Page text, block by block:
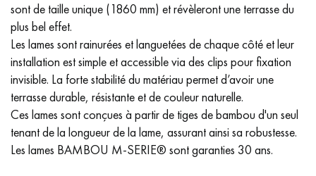
PARQUET EN BOIS EXOTIQUE
PARQUET HUILÉ PARQUET EN BOIS BRUT
PARQUET VIEILLI PARQUET FUMÉ
PARQUET LAMES LARGES XXL PARQUET EN CHÊNE
sont de taille unique (1860 mm) et révèleront une terrasse du
plus bel effet.
Les lames sont rainurées et languetées de chaque côté et leur
installation est simple et accessible via des clips pour fixation
invisible. La forte stabilité du matériau permet d’avoir une
terrasse durable, résistante et de couleur naturelle.
Ces lames sont conçues à partir de tiges de bambou d'un seul
tenant de la longueur de la lame, assurant ainsi sa robustesse.
Les lames BAMBOU M-SERIE® sont garanties 30 ans.